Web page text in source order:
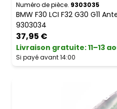
Numéro de pièce. 9303035
BMW F30 LCI F32 G30 G11
9303034
37,95 €
Livraison gratuite:11–13
Si payé avant 14:00